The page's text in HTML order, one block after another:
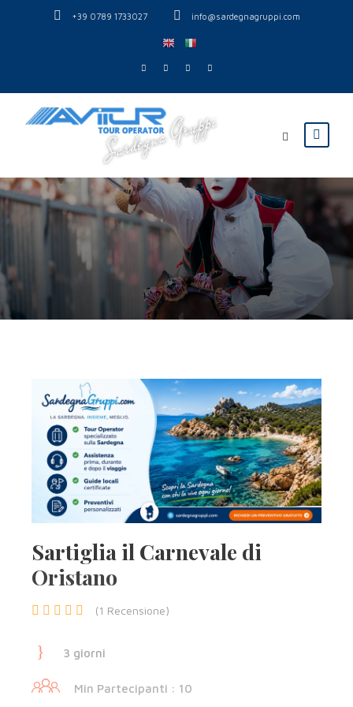
+39 0789 1733027 info@sardegnagruppi.com
Sartiglia il Carnevale di
Oristano
(1 Recensione)
3 giorni
Min Partecipanti : 10